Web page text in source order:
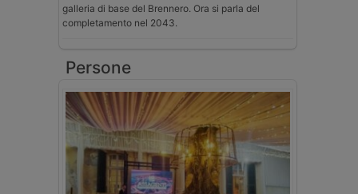
galleria di base del Brennero. Ora si parla del
completamento nel 2043.
Persone